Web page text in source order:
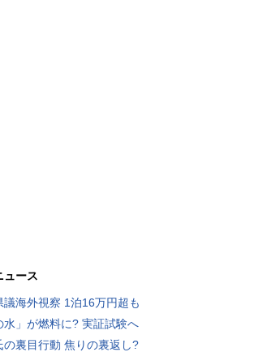
ュース
議海外視察 1泊16万円超も
水」が燃料に? 実証試験へ
の裏目行動 焦りの裏返し?